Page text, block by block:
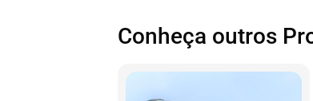
Conheça outros